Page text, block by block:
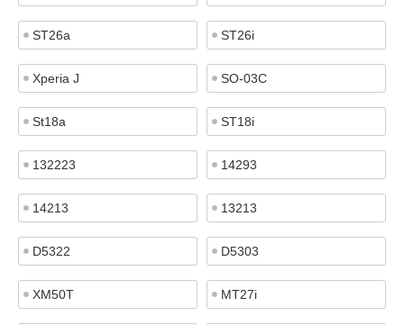
ST26a ST26i
Xperia J SO-03C
St18a ST18i
132223 14293
14213 13213
D5322 D5303
XM50T MT27i